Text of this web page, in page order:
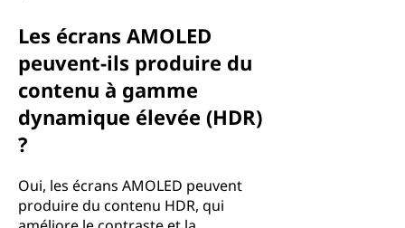
Les écrans AMOLED
peuvent-ils produire du
contenu à gamme
dynamique élevée (HDR)
?
Oui, les écrans AMOLED peuvent
produire du contenu HDR, qui